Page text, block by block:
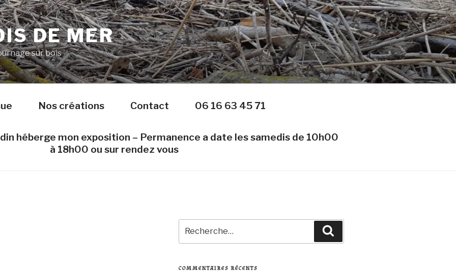
DE MER
sur bois
Nos créations Contact 06 16 63 45 71
héberge mon exposition – Permanence a date les samedis de 10h00
à 18h00 ou sur rendez vous
pour
:
COMMENTAIRES RÉCENTS